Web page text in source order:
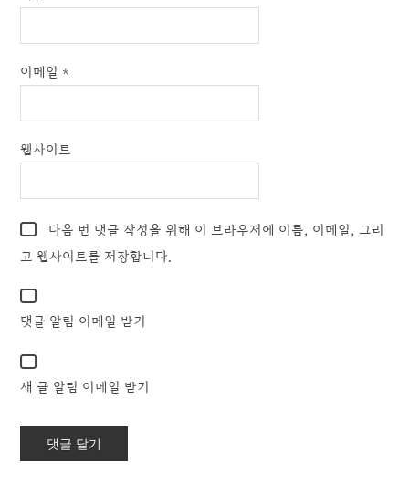
이메일 *
웹사이트
다음 번 댓글 작성을 위해 이 브라우저에 이름, 이메일, 그리
고 웹사이트를 저장합니다.
댓글 알림 이메일 받기
새 글 알림 이메일 받기